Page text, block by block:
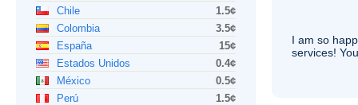
Chile
1.5¢
Colombia
3.5¢
España
15¢
Estados Unidos
0.4¢
México
0.5¢
Perú
1.5¢
I am so
services!